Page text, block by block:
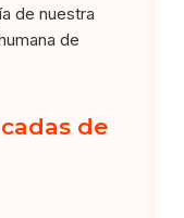
de nuestra
de
de